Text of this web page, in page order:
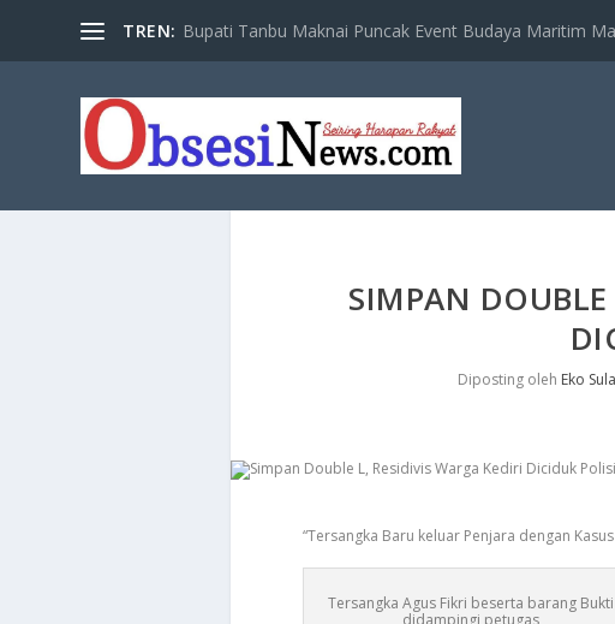
TREN: Bupati Tanbu Maknai Puncak Event Budaya Maritim
​SIMPAN DOUBLE
Diposting oleh Eko
“Tersangka Baru keluar Penjara dengan Kasus
Tersangka Agus Fikri beserta barang Bukti
didampingi petugas